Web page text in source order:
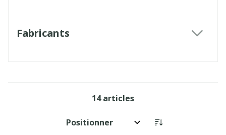
Fabricants
14articles
Trier par: